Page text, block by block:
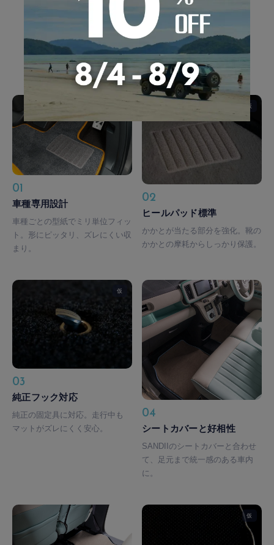
QUALITY
ずっと使える、こだわり。
01
車種専用設計
車種ごとの型紙でミリ単位フィッ
ト。形にピッタリ、ズレにくい収
まり。
仮
02
ヒールパッド標準
かかとが当たる部分を強化。靴の
かかとの摩耗からしっかり保護。
仮
03
純正フック対応
純正の固定具に対応。走行中も
マットがズレにくく安心。
04
シートカバーと好相性
SANDIIのシートカバーと合わせ
て、足元まで統一感のある車内
に。
仮